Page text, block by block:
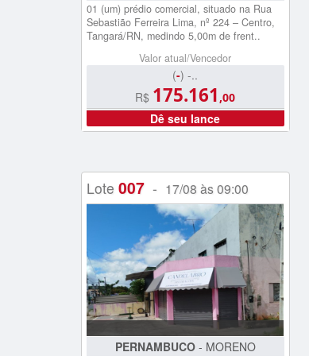
01 (um) prédio comercial, situado na Rua
Sebastião Ferreira Lima, nº 224 – Centro,
Tangará/RN, medindo 5,00m de frent..
Valor atual/Vencedor
(-) -..
R$ 175.161,00
Dê seu lance
Lote 007 - 17/08 às 09:00
PERNAMBUCO- MORENO